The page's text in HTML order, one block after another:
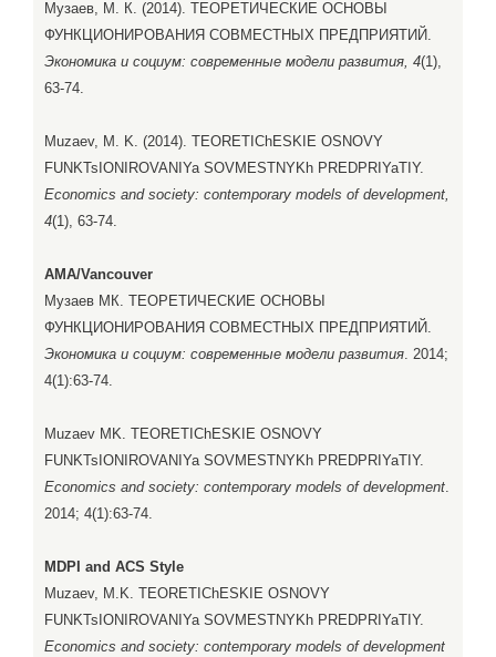
Музаев, М. К. (2014). ТЕОРЕТИЧЕСКИЕ ОСНОВЫ
ФУНКЦИОНИРОВАНИЯ СОВМЕСТНЫХ ПРЕДПРИЯТИЙ.
Экономика и социум: современные модели развития, 4(1),
63-74.
Muzaev, M. K. (2014). TEORETIChESKIE OSNOVY
FUNKTsIONIROVANIYa SOVMESTNYKh PREDPRIYaTIY.
Economics and society: contemporary models of development,
4(1), 63-74.
AMA/Vancouver
Музаев МК. ТЕОРЕТИЧЕСКИЕ ОСНОВЫ
ФУНКЦИОНИРОВАНИЯ СОВМЕСТНЫХ ПРЕДПРИЯТИЙ.
Экономика и социум: современные модели развития. 2014;
4(1):63-74.
Muzaev MK. TEORETIChESKIE OSNOVY
FUNKTsIONIROVANIYa SOVMESTNYKh PREDPRIYaTIY.
Economics and society: contemporary models of development.
2014; 4(1):63-74.
MDPI and ACS Style
Muzaev, M.K. TEORETIChESKIE OSNOVY
FUNKTsIONIROVANIYa SOVMESTNYKh PREDPRIYaTIY.
Economics and society: contemporary models of development